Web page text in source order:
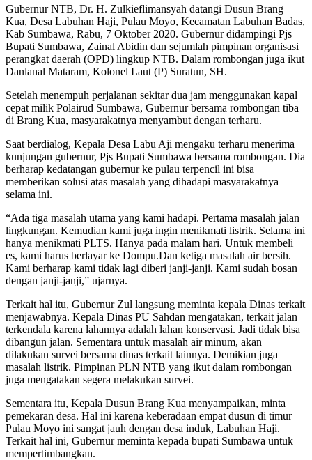
Gubernur NTB, Dr. H. Zulkieflimansyah datangi Dusun Brang
Kua, Desa Labuhan Haji, Pulau Moyo, Kecamatan Labuhan Badas,
Kab Sumbawa, Rabu, 7 Oktober 2020. Gubernur didampingi Pjs
Bupati Sumbawa, Zainal Abidin dan sejumlah pimpinan organisasi
perangkat daerah (OPD) lingkup NTB. Dalam rombongan juga ikut
Danlanal Mataram, Kolonel Laut (P) Suratun, SH.
Setelah menempuh perjalanan sekitar dua jam menggunakan kapal
cepat milik Polairud Sumbawa, Gubernur bersama rombongan tiba
di Brang Kua, masyarakatnya menyambut dengan terharu.
Saat berdialog, Kepala Desa Labu Aji mengaku terharu menerima
kunjungan gubernur, Pjs Bupati Sumbawa bersama rombongan. Dia
berharap kedatangan gubernur ke pulau terpencil ini bisa
memberikan solusi atas masalah yang dihadapi masyarakatnya
selama ini.
“Ada tiga masalah utama yang kami hadapi. Pertama masalah jalan
lingkungan. Kemudian kami juga ingin menikmati listrik. Selama ini
hanya menikmati PLTS. Hanya pada malam hari. Untuk membeli
es, kami harus berlayar ke Dompu.Dan ketiga masalah air bersih.
Kami berharap kami tidak lagi diberi janji-janji. Kami sudah bosan
dengan janji-janji,” ujarnya.
Terkait hal itu, Gubernur Zul langsung meminta kepala Dinas terkait
menjawabnya. Kepala Dinas PU Sahdan mengatakan, terkait jalan
terkendala karena lahannya adalah lahan konservasi. Jadi tidak bisa
dibangun jalan. Sementara untuk masalah air minum, akan
dilakukan survei bersama dinas terkait lainnya. Demikian juga
masalah listrik. Pimpinan PLN NTB yang ikut dalam rombongan
juga mengatakan segera melakukan survei.
Sementara itu, Kepala Dusun Brang Kua menyampaikan, minta
pemekaran desa. Hal ini karena keberadaan empat dusun di timur
Pulau Moyo ini sangat jauh dengan desa induk, Labuhan Haji.
Terkait hal ini, Gubernur meminta kepada bupati Sumbawa untuk
mempertimbangkan.